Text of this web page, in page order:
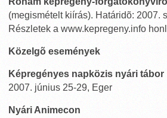
(megismételt kiírás). Határidõ: 2007.
Részletek a www.kepregeny.info
Közelgõ események
Képregényes napközis nyári tábor
2007. június 25-29, Eger
Nyári Animecon